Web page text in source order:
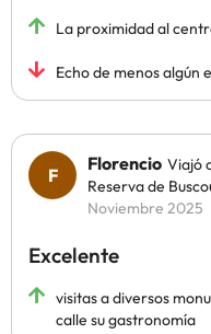
La proximidad al
Echo de menos algún
Florencio Viajó
Reserva de
Noviembre 2025
Excelente
visitas a diversos
calle su gastronomía